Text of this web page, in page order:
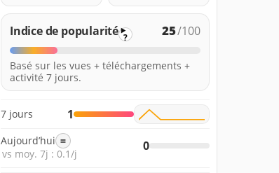
Indice de popularité ? 25/100
Basé sur les vues + téléchargements +
activité 7 jours.
7 jours 1
Aujourd’hui =
vs moy. 7j : 0.1/j
0